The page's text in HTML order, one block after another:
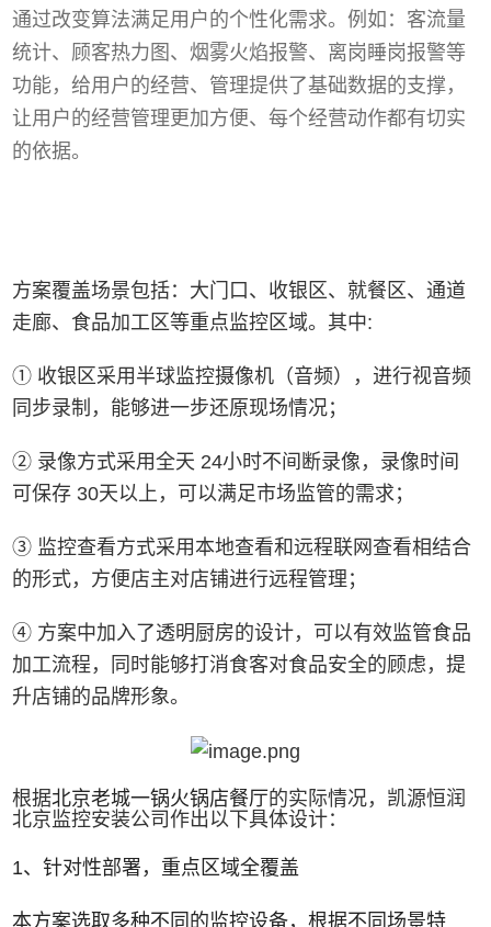
通过改变算法满足用户的个性化需求。例如：客流量
统计、顾客热力图、烟雾火焰报警、离岗睡岗报警等
功能，给用户的经营、管理提供了基础数据的支撑，
让用户的经营管理更加方便、每个经营动作都有切实
的依据。
方案覆盖场景包括：大门口、收银区、就餐区、通道
走廊、食品加工区等重点监控区域。其中:
① 收银区采用半球监控摄像机（音频），进行视音频
同步录制，能够进一步还原现场情况；
② 录像方式采用全天 24小时不间断录像，录像时间
可保存 30天以上，可以满足市场监管的需求；
③ 监控查看方式采用本地查看和远程联网查看相结合
的形式，方便店主对店铺进行远程管理；
④ 方案中加入了透明厨房的设计，可以有效监管食品
加工流程，同时能够打消食客对食品安全的顾虑，提
升店铺的品牌形象。
根据北京老城一锅火锅店餐厅的实际情况，凯源恒润
北京监控安装公司作出以下具体设计：
1、针对性部署，重点区域全覆盖
本方案选取多种不同的监控设备，根据不同场景特